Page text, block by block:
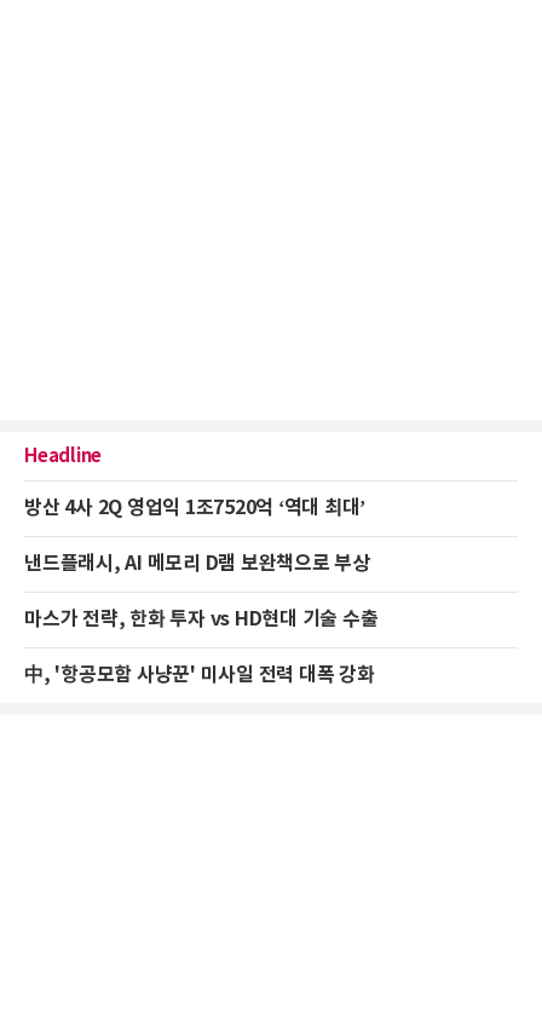
Headline
방산 4사 2Q 영업익 1조7520억 ‘역대 최대’
낸드플래시, AI 메모리 D램 보완책으로 부상
마스가 전략, 한화 투자 vs HD현대 기술 수출
中, '항공모함 사냥꾼' 미사일 전력 대폭 강화